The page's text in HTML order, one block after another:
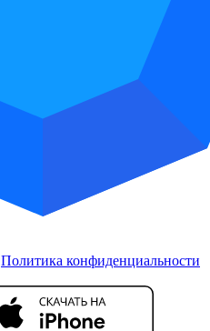
Политика конфиденциальности